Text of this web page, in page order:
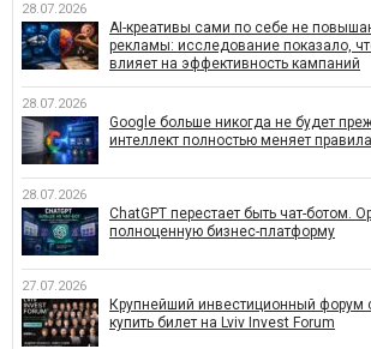
28.07.2026
AI-креативы сами по себе не
рекламы: исследование показало,
влияет на эффективность кампаний
28.07.2026
Google больше никогда не будет
интеллект полностью меняет
28.07.2026
ChatGPT перестает быть чат-ботом.
полноценную бизнес-платформу
27.07.2026
Крупнейший инвестиционный форум
купить билет на Lviv Invest Forum